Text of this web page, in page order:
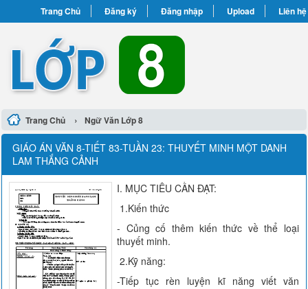
Trang Chủ Đăng ký Đăng nhập Upload Liên hệ
Trang Chủ › Ngữ Văn Lớp 8
GIÁO ÁN VĂN 8-TIẾT 83-TUẦN 23: THUYẾT MINH MỘT DANH
LAM THẮNG CẢNH
I. MỤC TIÊU CẦN ĐẠT:
1.Kiến thức
- Củng cố thêm kiến thức về thể loại
thuyết minh.
2.Kỹ năng:
-Tiếp tục rèn luyện kĩ năng viết văn